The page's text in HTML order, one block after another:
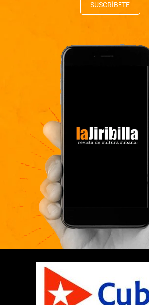
SUSCRÍBETE